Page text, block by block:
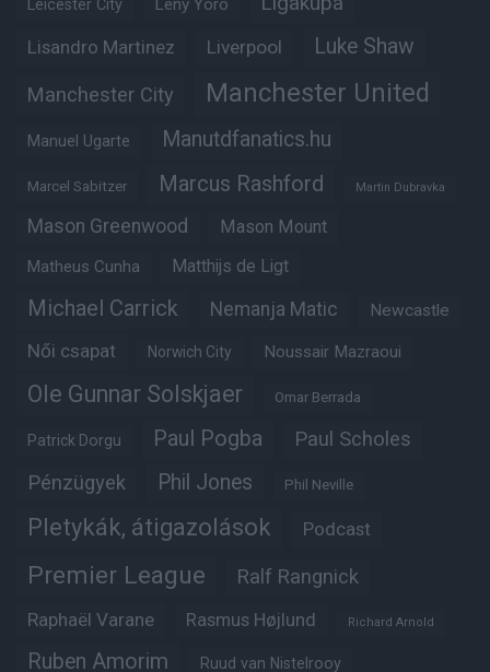
Leicester City Leny Yoro
Lisandro Martinez Liverpool Luke Shaw
Manchester City Manchester United
Manuel Ugarte Manutdfanatics.hu
Marcel Sabitzer Marcus Rashford Martin Dubravka
Mason Greenwood Mason Mount
Matheus Cunha Matthijs de Ligt
Michael Carrick Nemanja Matic Newcastle
Női csapat Norwich City Noussair Mazraoui
Ole Gunnar Solskjaer Omar Berrada
Patrick Dorgu Paul Pogba Paul Scholes
Pénzügyek Phil Jones Phil Neville
Pletykák, átigazolások Podcast
Premier League Ralf Rangnick
Raphaël Varane Rasmus Højlund Richard Arnold
Ruben Amorim Ruud van Nistelrooy